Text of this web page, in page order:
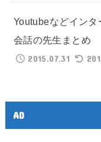
Youtubeなどイン
会話の先生まとめ
2015.07.31
AD